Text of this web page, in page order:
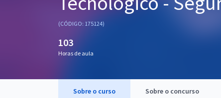
(CÓDIGO: 175124)
103
Horas de aula
Sobre o curso Sobre o concurso